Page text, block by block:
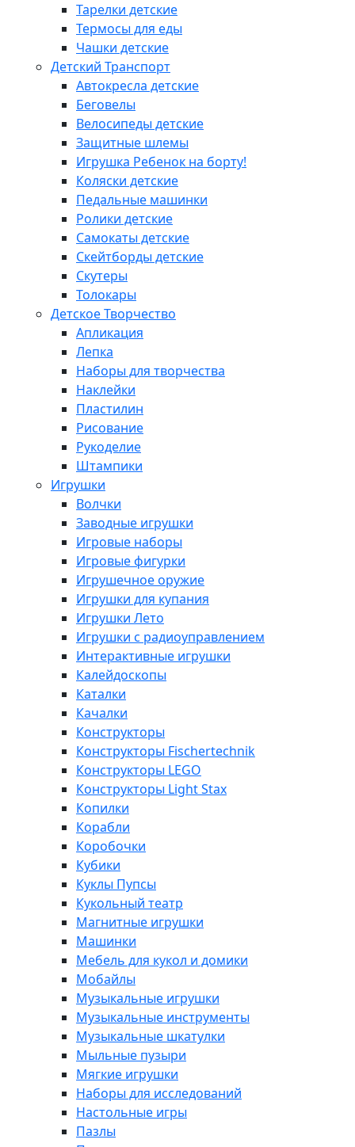
Тарелки детские
Термосы для еды
Чашки детские
Детский Транспорт
Автокресла детские
Беговелы
Велосипеды детские
Защитные шлемы
Игрушка Ребенок на борту!
Коляски детские
Педальные машинки
Ролики детские
Самокаты детские
Скейтборды детские
Скутеры
Толокары
Детское Творчество
Апликация
Лепка
Наборы для творчества
Наклейки
Пластилин
Рисование
Рукоделие
Штампики
Игрушки
Волчки
Заводные игрушки
Игровые наборы
Игровые фигурки
Игрушечное оружие
Игрушки для купания
Игрушки Лето
Игрушки с радиоуправлением
Интерактивные игрушки
Калейдоскопы
Каталки
Качалки
Конструкторы
Конструкторы Fisсhertechnik
Конструкторы LEGO
Конструкторы Light Stax
Копилки
Корабли
Коробочки
Кубики
Куклы Пупсы
Кукольный театр
Магнитные игрушки
Машинки
Мебель для кукол и домики
Мобайлы
Музыкальные игрушки
Музыкальные инструменты
Музыкальные шкатулки
Мыльные пузыри
Мягкие игрушки
Наборы для исследований
Настольные игры
Пазлы